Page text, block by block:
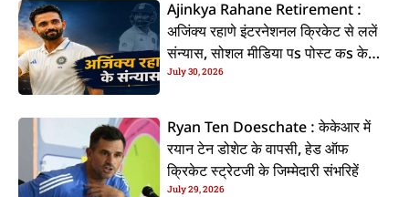
Ajinkya Rahane Retirement :
अजिंक्य रहाणे इंटरनेशनल क्रिकेट से ललें
संन्यास, सोशल मीडिया पs पोस्ट कs के
कइलें एलान
July 30, 2026
Ryan Ten Doeschate : केकेआर में
रयान टेन डोशेट के वापसी, हेड ऑफ
क्रिकेट स्ट्रेटजी के जिम्मेदारी संभरिहें
July 29, 2026